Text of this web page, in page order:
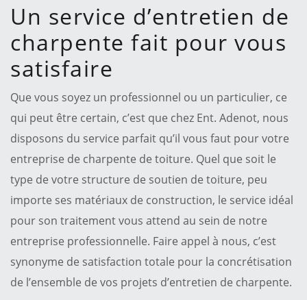
Un service d’entretien de
charpente fait pour vous
satisfaire
Que vous soyez un professionnel ou un particulier, ce
qui peut être certain, c’est que chez Ent. Adenot, nous
disposons du service parfait qu’il vous faut pour votre
entreprise de charpente de toiture. Quel que soit le
type de votre structure de soutien de toiture, peu
importe ses matériaux de construction, le service idéal
pour son traitement vous attend au sein de notre
entreprise professionnelle. Faire appel à nous, c’est
synonyme de satisfaction totale pour la concrétisation
de l’ensemble de vos projets d’entretien de charpente.